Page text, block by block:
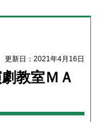
更新日：2021年4月16日
教室ＭＡ